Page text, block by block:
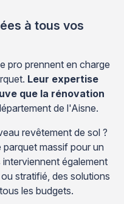
à tous vos
pro prennent en charge
Leur expertise
que la rénovation
de l'Aisne.
revêtement de sol ?
parquet massif pour un
également
stratifié, des solutions
les budgets.